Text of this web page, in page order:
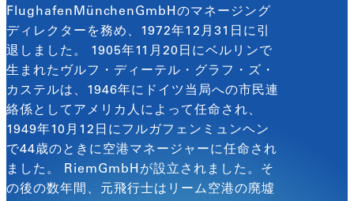
FlughafenMünchenGmbHのマネージング
ディレクターを務め、1972年12月31日に引
退しました。 1905年11月20日にベルリンで
生まれたヴルフ・ディーテル・グラフ・ズ・
カステルは、1946年にドイツ当局への市民連
絡係としてアメリカ人によって任命され、
1949年10月12日にフルガフェンミュンヘン
で44歳のときに空港マネージャーに任命され
ました。 RiemGmbHが設立されました。そ
の後の数年間、元飛行士はリーム空港の廃墟